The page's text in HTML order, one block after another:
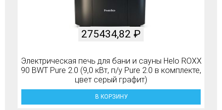
Электрическая печь для бани и сауны Helo ROXX
90 BWT Pure 2.0 (9,0 кВт, п/у Pure 2.0 в комплекте,
цвет серый графит)
275434,82 ₽
В КОРЗИНУ